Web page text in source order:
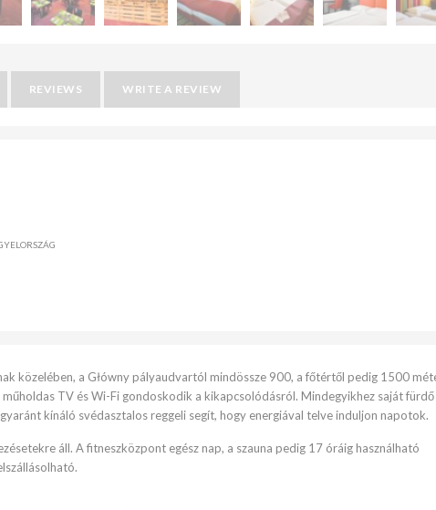
REVIEWS WRITE A REVIEW
közelében, a Główny pályaudvartól mindössze 900, a főtértől pedig 1500
TV és Wi-Fi gondoskodik a kikapcsolódásról. Mindegyikhez saját fürdő
kínáló svédasztalos reggeli segít, hogy energiával telve induljon napotok.
áll. A fitneszközpont egész nap, a szauna pedig 17 óráig használható